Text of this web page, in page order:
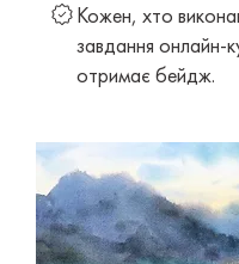
Кожен, хто
завдання онлайн-
отримає бейдж.